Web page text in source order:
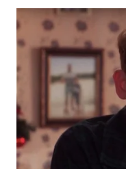
WN
LABUHANBATU
WN
WN DELI
SERDANG